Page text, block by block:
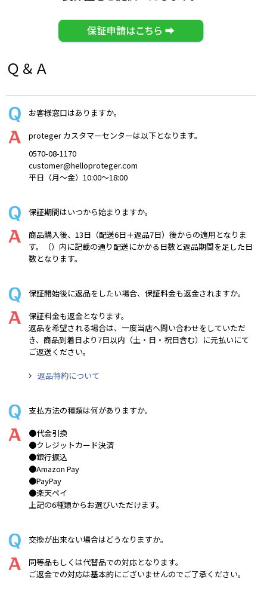
Ｑ＆Ａ
お客様窓口はありますか。
proteger カスタマーセンターは以下となります。
0570-08-1170
customer@helloproteger.com
平日（月〜金）10:00～18:00
保証期間はいつから始まりますか。
商品購入後、13日（配送6日＋返品7日）後からの適用となりま
す。（）内に記載の通り配送にかかる日数と返品期間を足した日
数となります。
保証開始後に返品をしたい場合、保証料金も返金されますか。
保証料金も返金となります。
返品を希望される場合は、一度当店へ問い合わせをしていただ
き、商品到着日より7日以内（土・日・祝日含む）に元払いにて
ご返送ください。
返品特約について
支払方法の種類は何がありますか。
●代金引換
●クレジットカード決済
●銀行振込
●Amazon Pay
●PayPay
●楽天ペイ
上記の6種類からお選びいただけます。
交換が出来ない場合はどうなりますか。
同等品もしくは代替品での対応となります。
ご返金での対応は基本的にございませんのでご了承ください。